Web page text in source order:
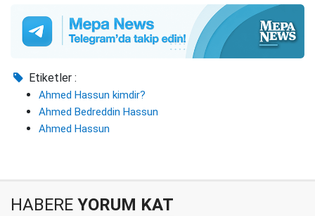
Etiketler :
Ahmed Hassun kimdir?
Ahmed Bedreddin Hassun
Ahmed Hassun
HABERE YORUM KAT